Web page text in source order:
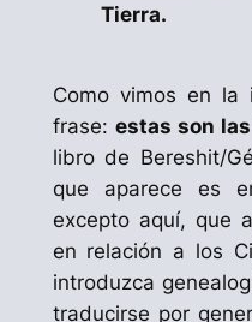
Tierra.
Como vimos en la
frase: estas son
libro de Bereshit/
que aparece es
excepto aquí, que
en relación a los
introduzca
traducirse por